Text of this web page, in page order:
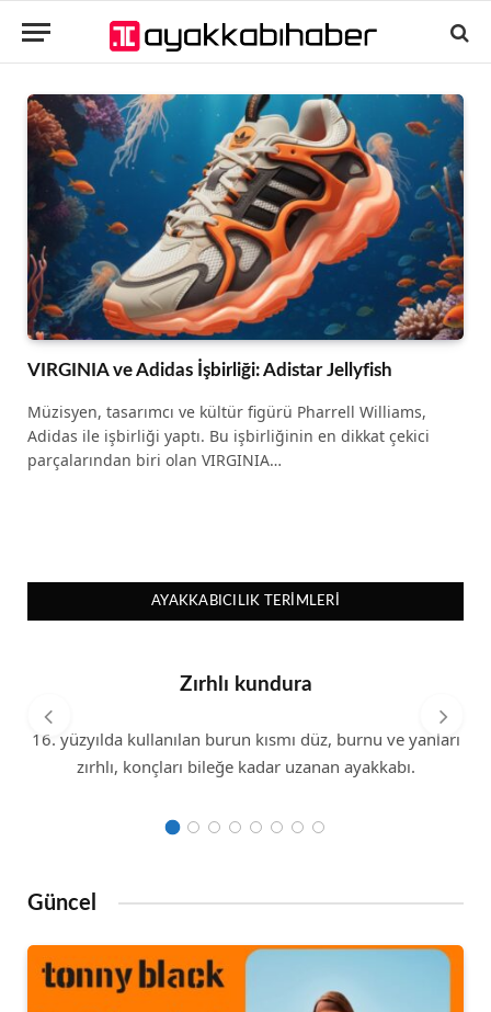
VIRGINIA ve Adidas İşbirliği: Adistar Jellyfish
Müzisyen, tasarımcı ve kültür figürü Pharrell Williams,
Adidas ile işbirliği yaptı. Bu işbirliğinin en dikkat çekici
parçalarından biri olan VIRGINIA…
AYAKKABICILIK TERIMLERI
Zırhlı kundura
16. yüzyılda kullanılan burun kısmı düz, burnu ve yanları
zırhlı, konçları bileğe kadar uzanan ayakkabı.
Güncel